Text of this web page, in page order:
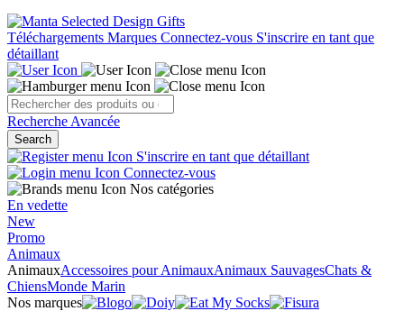
Téléchargements Marques Connectez-vous S'inscrire en tant que
détaillant
Recherche Avancée
Search
S'inscrire en tant que détaillant
Connectez-vous
Nos catégories
En vedette
New
Promo
Animaux
AnimauxAccessoires pour AnimauxAnimaux SauvagesChats &
ChiensMonde Marin
Nos marques